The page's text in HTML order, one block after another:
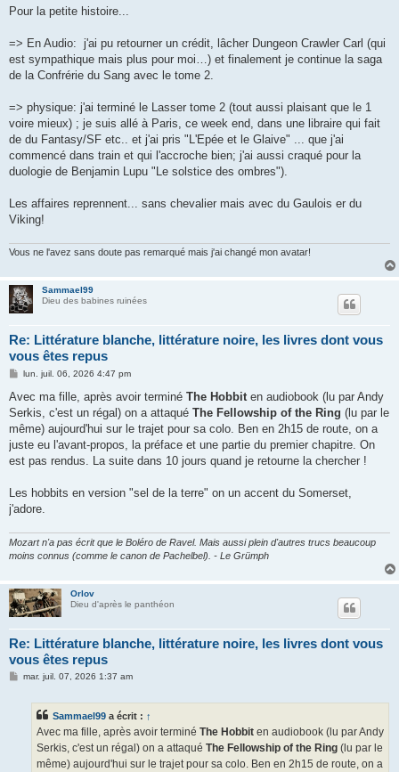
s
g
Pour la petite histoire...
=> En Audio: j'ai pu retourner un crédit, lâcher Dungeon Crawler Carl (qui
est sympathique mais plus pour moi…) et finalement je continue la saga
de la Confrérie du Sang avec le tome 2.
=> physique: j'ai terminé le Lasser tome 2 (tout aussi plaisant que le 1
voire mieux) ; je suis allé à Paris, ce week end, dans une libraire qui fait
de du Fantasy/SF etc.. et j'ai pris "L'Epée et le Glaive" ... que j'ai
commencé dans train et qui l'accroche bien; j'ai aussi craqué pour la
duologie de Benjamin Lupu "Le solstice des ombres").
Les affaires reprennent... sans chevalier mais avec du Gaulois er du
Viking!
Vous ne l'avez sans doute pas remarqué mais j'ai changé mon avatar!
Sammael99
Dieu des babines ruinées
Re: Littérature blanche, littérature noire, les livres dont vous
vous êtes repus
M
s
a
g
lun. juil. 06, 2026 4:47 pm
Avec ma fille, après avoir terminé The Hobbit en audiobook (lu par Andy
Serkis, c'est un régal) on a attaqué The Fellowship of the Ring (lu par le
même) aujourd'hui sur le trajet pour sa colo. Ben en 2h15 de route, on a
juste eu l'avant-propos, la préface et une partie du premier chapitre. On
est pas rendus. La suite dans 10 jours quand je retourne la chercher !
Les hobbits en version "sel de la terre" on un accent du Somerset,
j'adore.
Mozart n'a pas écrit que le Boléro de Ravel. Mais aussi plein d'autres trucs beaucoup
moins connus (comme le canon de Pachelbel). - Le Grümph
Orlov
Dieu d'après le panthéon
Re: Littérature blanche, littérature noire, les livres dont vous
vous êtes repus
Mmar. juil. 07, 2026 1:37 am
Sammael99 a écrit : ↑
Avec ma fille, après avoir terminé The Hobbit en audiobook (lu par Andy
Serkis, c'est un régal) on a attaqué The Fellowship of the Ring (lu par le
même) aujourd'hui sur le trajet pour sa colo. Ben en 2h15 de route, on a